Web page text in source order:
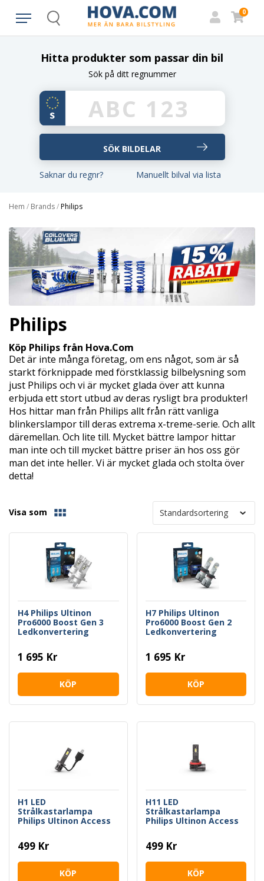
Search
0
Hitta produkter som passar din bil
Sök på ditt regnummer
Saknar du regnr? Manuellt bilval via lista
Hem / Brands/Philips
Philips
Köp Philips från Hova.Com
Det är inte många företag, om ens något, som är så
starkt förknippade med förstklassig bilbelysning som
just Philips och vi är mycket glada över att kunna
erbjuda ett stort utbud av deras rysligt bra produkter!
Hos hittar man från Philips allt från rätt vanliga
blinkerslampor till deras extrema x-treme-serie. Och allt
däremellan. Och lite till. Mycket bättre lampor hittar
man inte och till mycket bättre priser än hos oss gör
man det inte heller. Vi är mycket glada och stolta över
detta!
Visa som
H4 Philips Ultinon
Pro6000 Boost Gen 3
Ledkonvertering
1 695 Kr
KÖP
H7 Philips Ultinon
Pro6000 Boost Gen 2
Ledkonvertering
1 695 Kr
KÖP
H1 LED
Strålkastarlampa
Philips Ultinon Access
499 Kr
KÖP
H11 LED
Strålkastarlampa
Philips Ultinon Access
499 Kr
KÖP